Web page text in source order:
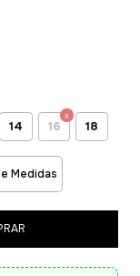
14 16 18
Medidas